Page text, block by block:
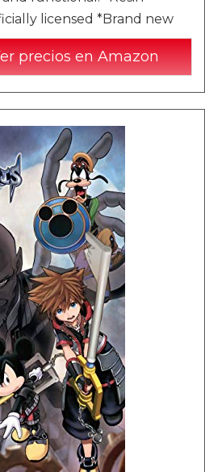
licensed *Brand new
precios en Amazon